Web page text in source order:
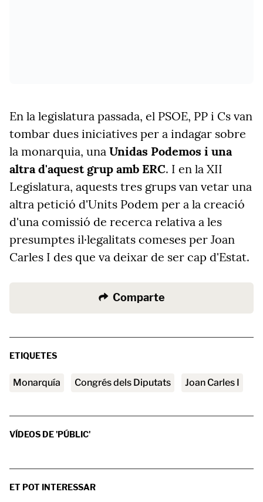
En la legislatura passada, el PSOE, PP i Cs van
tombar dues iniciatives per a indagar sobre
la monarquia, una Unidas Podemos i una
altra d'aquest grup amb ERC. I en la XII
Legislatura, aquests tres grups van vetar una
altra petició d'Units Podem per a la creació
d'una comissió de recerca relativa a les
presumptes il·legalitats comeses per Joan
Carles I des que va deixar de ser cap d'Estat.
Comparte
ETIQUETES
Monarquía Congrés dels Diputats Joan Carles I
VÍDEOS DE 'PÚBLIC'
ET POT INTERESSAR